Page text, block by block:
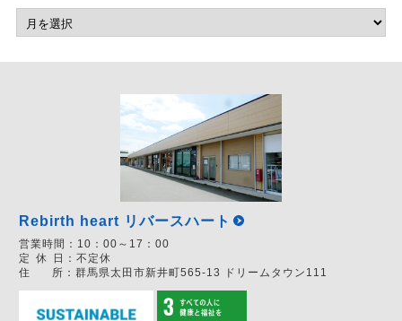
Rebirth heart リバースハート
営業時間： 10：00～17：00
定 休 日： 不定休
住
所： 群馬県太田市新井町565-13 ドリームタウン111